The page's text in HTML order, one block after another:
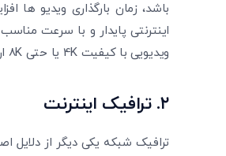
باشد، زمان بارگذاری ویدیو ها
اینترنتی پایدار و با سرعت
ویدیویی با کیفیت 4K یا حتی 8K ارائه می ‌شوند، نیاز به پهنای باند بیشتری برای تجربه روان و بدون قطعی وجود دارد.
۲. ترافیک اینترنت
ترافیک شبکه یکی دیگر از